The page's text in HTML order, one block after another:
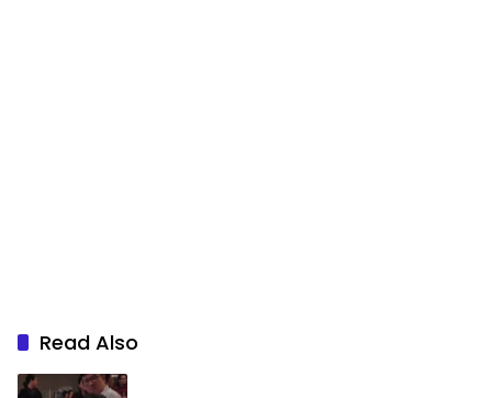
Read Also